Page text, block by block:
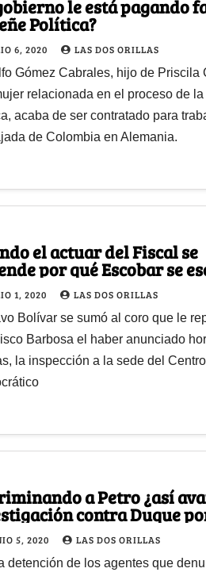
le está pagando
Política?
6, 2020 LAS DOS ORILLAS
Gómez Cabrales, hijo de Priscila
relacionada en el proceso de
acaba de ser contratado para
de Colombia en Alemania.
el actuar del Fiscal se
por qué Escobar se
allanamientos"
1, 2020 LAS DOS ORILLAS
Bolívar se sumó al coro que le
Barbosa el haber anunciado
la inspección a la sede del Centro
a Petro ¿así
contra Duque
5, 2020 LAS DOS ORILLAS
detención de los agentes que